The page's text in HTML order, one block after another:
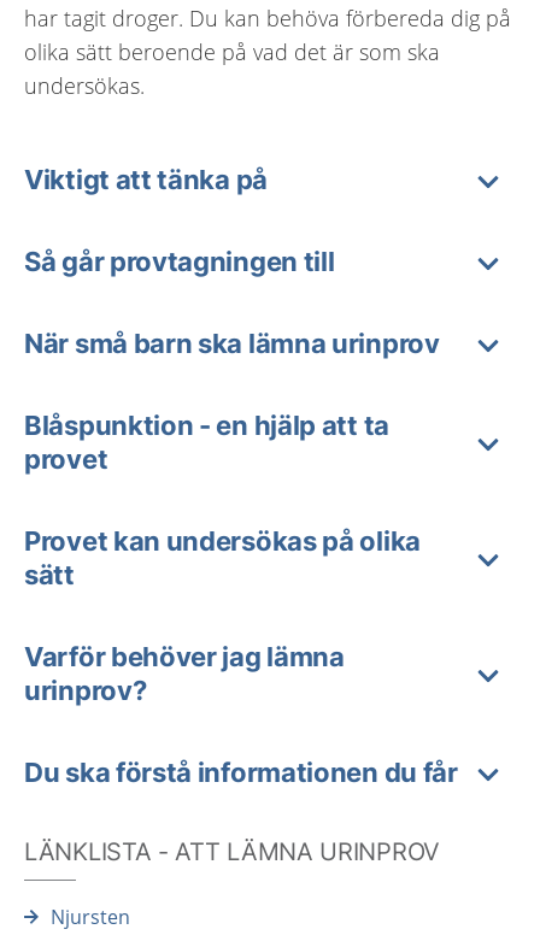
har tagit droger. Du kan behöva förbereda dig på
olika sätt beroende på vad det är som ska
undersökas.
Viktigt att tänka på
Så går provtagningen till
När små barn ska lämna urinprov
Blåspunktion - en hjälp att ta
provet
Provet kan undersökas på olika
sätt
Varför behöver jag lämna
urinprov?
Du ska förstå informationen du får
LÄNKLISTA - ATT LÄMNA URINPROV
Njursten